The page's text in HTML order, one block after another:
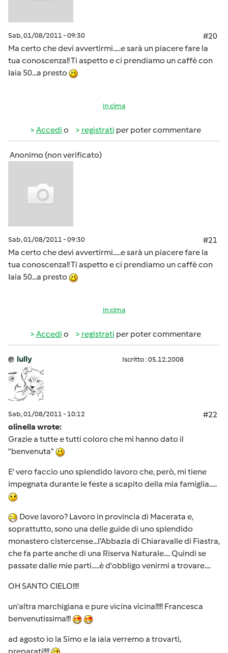
Sab, 01/08/2011 - 09:30
#20
Ma certo che devi avvertirmi.....e sarà un piacere fare la
tua conoscenza!! Ti aspetto e ci prendiamo un caffè con
Iaia 50...a presto
In cima
Accedi o registrati per poter commentare
Anonimo (non verificato)
Sab, 01/08/2011 - 09:30
#21
Ma certo che devi avvertirmi.....e sarà un piacere fare la
tua conoscenza!! Ti aspetto e ci prendiamo un caffè con
Iaia 50...a presto
In cima
Accedi o registrati per poter commentare
lully Iscritto : 05.12.2008
Sab, 01/08/2011 - 10:12
#22
olinella wrote:
Grazie a tutte e tutti coloro che mi hanno dato il
"benvenuta"
E' vero faccio uno splendido lavoro che, però, mi tiene
impegnata durante le feste a scapito della mia famiglia.....
Dove lavoro? Lavoro in provincia di Macerata e,
soprattutto, sono una delle guide di uno splendido
monastero cistercense...l'Abbazia di Chiaravalle di Fiastra,
che fa parte anche di una Riserva Naturale.... Quindi se
passate dalle mie parti.....è d'obbligo venirmi a trovare....
OH SANTO CIELO!!!!
un'altra marchigiana e pure vicina vicina!!!!! Francesca
benvenutissima!!!
ad agosto io la Simo e la iaia verremo a trovarti,